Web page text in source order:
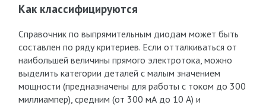
Как классифицируются
Справочник по выпрямительным диодам может быть
составлен по ряду критериев. Если отталкиваться от
наибольшей величины прямого электротока, можно
выделить категории деталей с малым значением
мощности (предназначены для работы с током до 300
миллиампер), средним (от 300 мА до 10 А) и